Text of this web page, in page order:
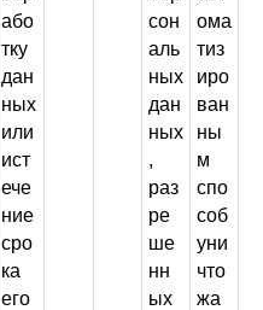
або
тку
дан
ных
или
ист
ече
ние
сро
ка
его
сон
аль
ных
дан
ных
,
раз
ре
ше
нн
ых
ома
тиз
иро
ван
ны
м
спо
соб
уни
что
жа